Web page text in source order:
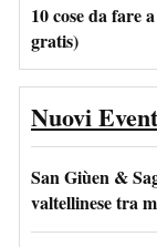
10 cose da fare
gratis)
Nuovi
San Giùen &
valtellinese tra